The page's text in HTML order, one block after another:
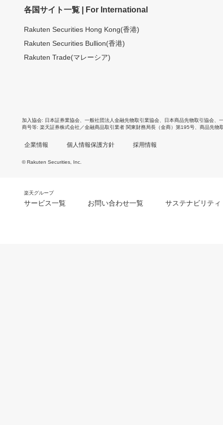
各国サイト一覧 | For International
Rakuten Securities Hong Kong(香港)
Rakuten Securities Bullion(香港)
Rakuten Trade(マレーシア)
加入協会 日本証券業協会 一般社団法人金融先物取引業協会 日本商品先物取引協会
商号等 楽天証券株式会社／金融商品取引業者 関東財務局長（金商）第195号、商品先物
企業情報 個人情報保護方針 採用情報
© Rakuten Securities, Inc.
楽天グループ
サービス一覧 お問い合わせ一覧 サステナビリティ